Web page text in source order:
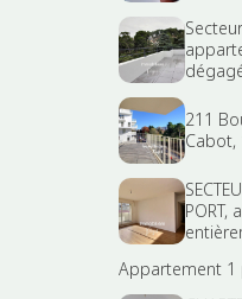
211
Cabot,
PORT,
Appartement 1